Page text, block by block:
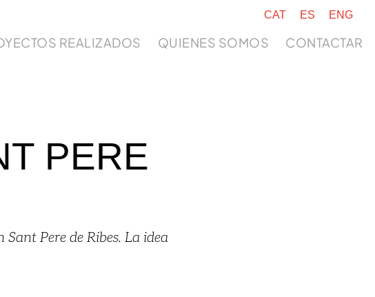
CAT ES ENG
REALIZADOS QUIENES SOMOS CONTACTAR
PERE
Pere de Ribes. La idea